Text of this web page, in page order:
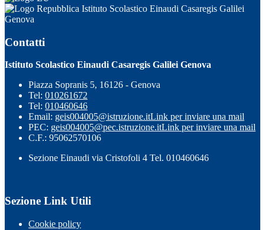
Istituto Scolastico Einaudi Casaregis Galilei
Genova
Contatti
Istituto Scolastico Einaudi Casaregis Galilei Genova
Piazza Sopranis 5, 16126 - Genova
Tel: 010261672
Tel: 010460646
Email: geis004005@istruzione.itLink per inviare una mail
PEC: geis004005@pec.istruzione.itLink per inviare una mail
C.F.: 95062570106
Sezione Einaudi via Cristofoli 4 Tel. 010460646
Sezione Link Utili
Cookie policy